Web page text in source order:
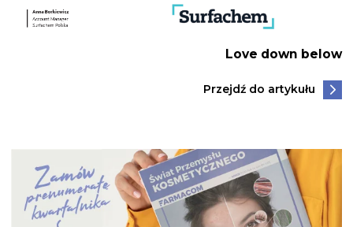
Przejdź do artykułu
Love down below